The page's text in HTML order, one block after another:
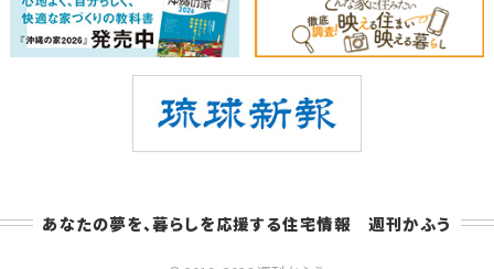
あなたの夢を、暮らしを応援する住宅情報 週刊かふう